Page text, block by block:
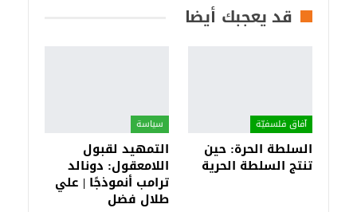
قد يعجبك أيضا
آفاق فلسفيّة‎
السلطة الحرة: حين
تنتج السلطة الحرية
سياسة
التمهيد لقبول
اللامعقول: دونالد
ترامب أنموذجًا | علي
طلال فضل